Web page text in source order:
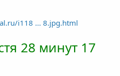
i118 ... 8.jpg.html
28 минут 17